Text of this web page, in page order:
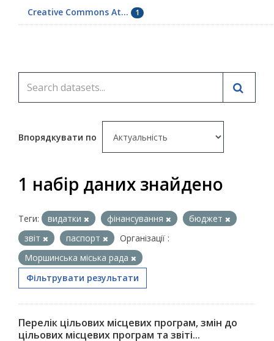
Creative Commons At... 1
Впорядкувати по
1 набір даних знайдено
Теги: видатки фінансування
бюджет
звіт
паспорт
Організації :
Моршинська міська рада
Фільтрувати результати
Перелік цільових місцевих програм, змін до
цільових місцевих програм та звіті...